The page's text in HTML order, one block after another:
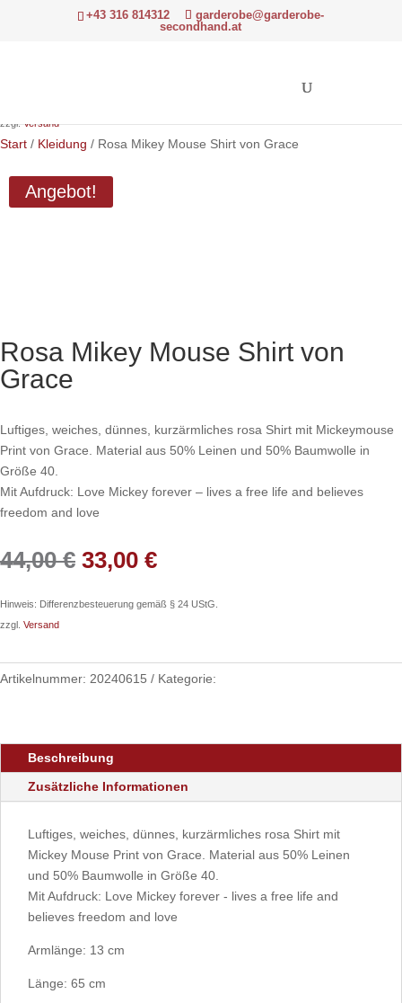
+43 316 814312
garderobe@garderobe-
secondhand.at
war:
44,00 €
ist:
33,00 €.
zzgl.Versand
Start / Kleidung / Rosa Mikey Mouse Shirt von Grace
Angebot!
Rosa Mikey Mouse Shirt von
Grace
Luftiges, weiches, dünnes, kurzärmliches rosa Shirt mit Mickeymouse
Print von Grace. Material aus 50% Leinen und 50% Baumwolle in
Größe 40.
Mit Aufdruck: Love Mickey forever – lives a free life and believes
freedom and love
44,00€ Ursprünglicher
Preis
war:
33,00 €Aktueller
ist:
Hinweis: Differenzbesteuerung gemäß § 24 UStG.
zzgl. Versand
Artikelnummer: 20240615 Kategorie:
Beschreibung
Zusätzliche Informationen
Luftiges, weiches, dünnes, kurzärmliches rosa Shirt mit
Mickey Mouse Print von Grace. Material aus 50% Leinen
und 50% Baumwolle in Größe 40.
Mit Aufdruck: Love Mickey forever - lives a free life and
believes freedom and love
Armlänge: 13 cm
Länge: 65 cm